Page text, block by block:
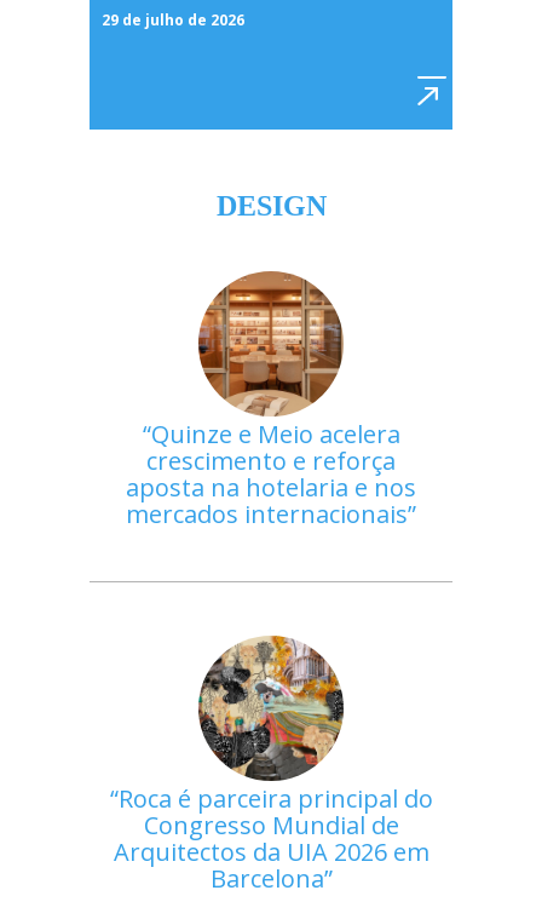
29 de julho de 2026
DESIGN
Quinze e Meio acelera
crescimento e reforça
aposta na hotelaria e nos
mercados internacionais
Roca é parceira principal do
Congresso Mundial de
Arquitectos da UIA 2026 em
Barcelona